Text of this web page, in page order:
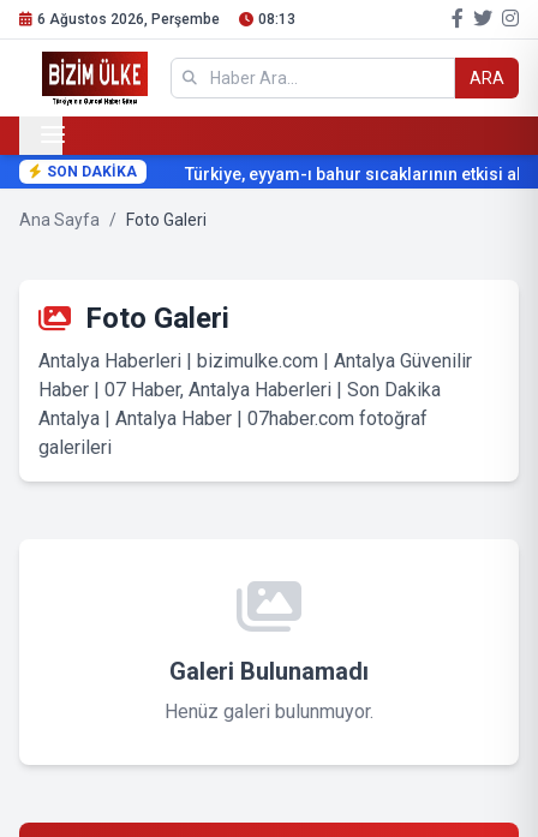
6 Ağustos 2026, Perşembe 08:13
ARA
SON DAKİKA Türkiye, eyyam-ı bahur sıcaklarının etkisi
Ana Sayfa / Foto Galeri
Foto Galeri
Antalya Haberleri | bizimulke.com | Antalya Güvenilir
Haber | 07 Haber, Antalya Haberleri | Son Dakika
Antalya | Antalya Haber | 07haber.com fotoğraf
galerileri
Galeri Bulunamadı
Henüz galeri bulunmuyor.